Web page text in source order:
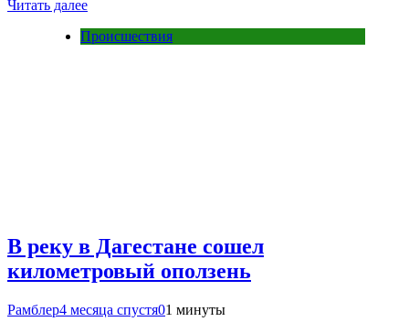
Читать далее
Происшествия
В реку в Дагестане сошел
километровый оползень
Рамблер4 месяца спустя01 минуты